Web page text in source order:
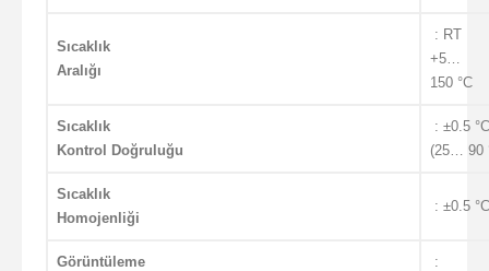
Sıcaklık
Aralığı
: RT
+5…
150 °C
Sıcaklık
Kontrol Doğruluğu
: ±0.5 °C
(25… 90
Sıcaklık
Homojenliği
: ±0.5 °C
Görüntüleme
: